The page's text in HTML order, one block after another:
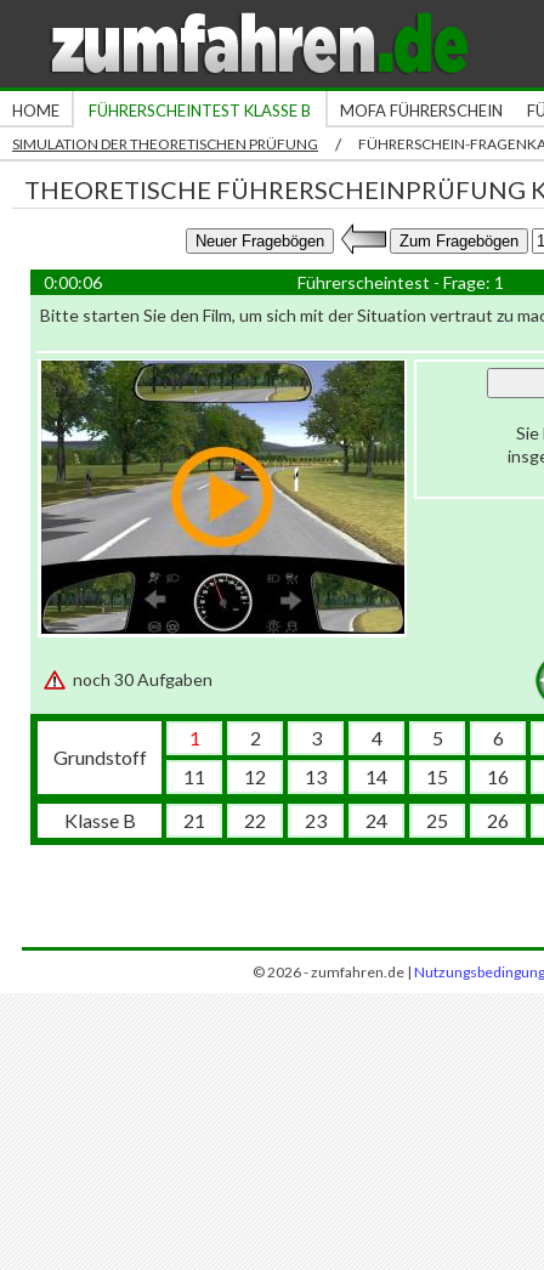
HOME FÜHRERSCHEINTEST KLASSE B MOFA FÜHRERSCHEIN
SIMULATION DER THEORETISCHEN PRÜFUNG / FÜHRERSCHEIN-
THEORETISCHE FÜHRERSCHEINPRÜFUNG
0:00:06
Führerscheintest - Frage: 1
Bitte starten Sie den Film, um sich mit der Situation vertraut zu
Sie
noch 30 Aufgaben
Grundstoff
1 2 3 4 5
6
11
12 13 14 15
16
Klasse B
21 22 23 24 25 26
© 2026 - zumfahren.de |